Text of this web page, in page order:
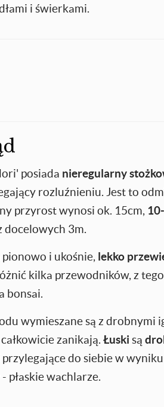
i świerkami.
posiada nieregularny
rozluźnieniu. Jest to
przyrost wynosi ok. 15cm,
docelowych 3m.
pionowo i ukośnie, lekko
kilka przewodników, z
bonsai.
wymieszane są z
zanikają. Łuski są
przylegające do siebie w
płaskie wachlarze.